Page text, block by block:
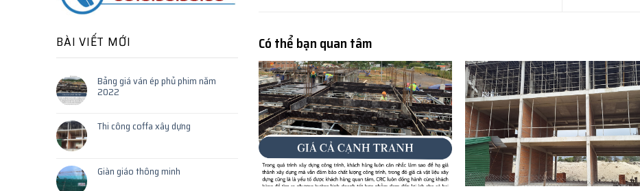
BÀI VIẾT MỚI
Bảng giá ván ép phủ phim năm
2022
Thi công coffa xây dựng
Giàn giáo thông minh
Có thể bạn quan tâm